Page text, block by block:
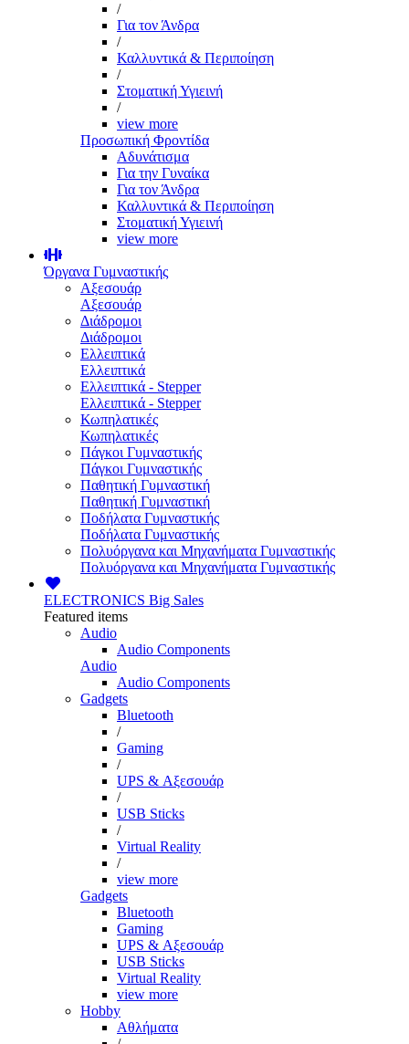
/
Για τον Άνδρα
/
Καλλυντικά & Περιποίηση
/
Στοματική Υγιεινή
/
view more
Προσωπική Φροντίδα
Αδυνάτισμα
Για την Γυναίκα
Για τον Άνδρα
Καλλυντικά & Περιποίηση
Στοματική Υγιεινή
view more
Όργανα Γυμναστικής
Αξεσουάρ
Αξεσουάρ
Διάδρομοι
Διάδρομοι
Ελλειπτικά
Ελλειπτικά
Ελλειπτικά - Stepper
Ελλειπτικά - Stepper
Κωπηλατικές
Κωπηλατικές
Πάγκοι Γυμναστικής
Πάγκοι Γυμναστικής
Παθητική Γυμναστική
Παθητική Γυμναστική
Ποδήλατα Γυμναστικής
Ποδήλατα Γυμναστικής
Πολυόργανα και Μηχανήματα Γυμναστικής
Πολυόργανα και Μηχανήματα Γυμναστικής
ELECTRONICS Big Sales
Featured items
Audio
Audio Components
Audio
Audio Components
Gadgets
Bluetooth
/
Gaming
/
UPS & Αξεσουάρ
/
USB Sticks
/
Virtual Reality
/
view more
Gadgets
Bluetooth
Gaming
UPS & Αξεσουάρ
USB Sticks
Virtual Reality
view more
Hobby
Αθλήματα